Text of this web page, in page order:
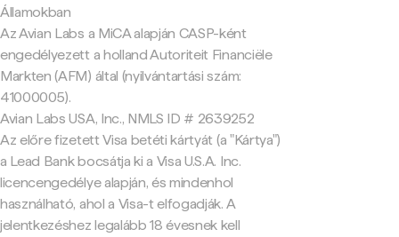
Államokban
Az Avian Labs a MiCA alapján CASP-ként
engedélyezett a holland Autoriteit Financiële
Markten (AFM) által (nyilvántartási szám:
41000005).
Avian Labs USA, Inc., NMLS ID # 2639252
Az előre fizetett Visa betéti kártyát (a "Kártya")
a Lead Bank bocsátja ki a Visa U.S.A. Inc.
licencengedélye alapján, és mindenhol
használható, ahol a Visa-t elfogadják. A
jelentkezéshez legalább 18 évesnek kell